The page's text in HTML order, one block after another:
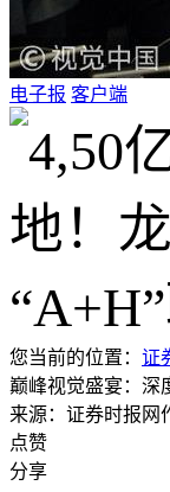
电子报 客户端
您当前的位置： 证
巅峰视觉盛宴：深
来源：证券时报网
点赞
分享